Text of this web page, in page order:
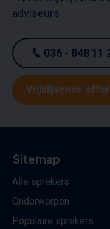
adviseurs
036 - 848 11
Vrijblijvende
Sitemap
Alle sprekers
Onderwerpen
Populaire sprekers